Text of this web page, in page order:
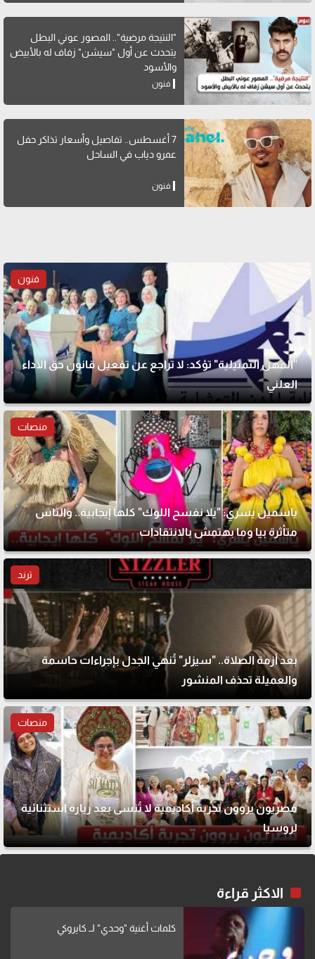
"النتيجة مرضية".. المصور عوني البطل
يتحدث عن أول "سيشن" زفاف له بالأبيض
والأسود
فنون
7 أغسطس.. تفاصيل وأسعار تذاكر حفل
عمرو دياب في الساحل
فنون
فنون
"المهن التمثيلية" تؤكد: لا تراجع عن تفعيل قانون حق الأداء
العلني
منصات
ياسمين يسري: "يلا نفسح اللوك" كلها إيجابية.. والناس
متأثرة بيا وما بهتمش بالانتقادات
ترند
بعد أزمة الصلاة.. "سيزلر" تُنهي الجدل بإجراءات حاسمة
والعميلة تحذف المنشور
منصات
مصريون يروون تجربة أكاديمية لا تُنسى بعد زيارة استثنائية
لروسيا
الاكثر قراءة
كلمات أغنية "وحدي" لــ كايروكي